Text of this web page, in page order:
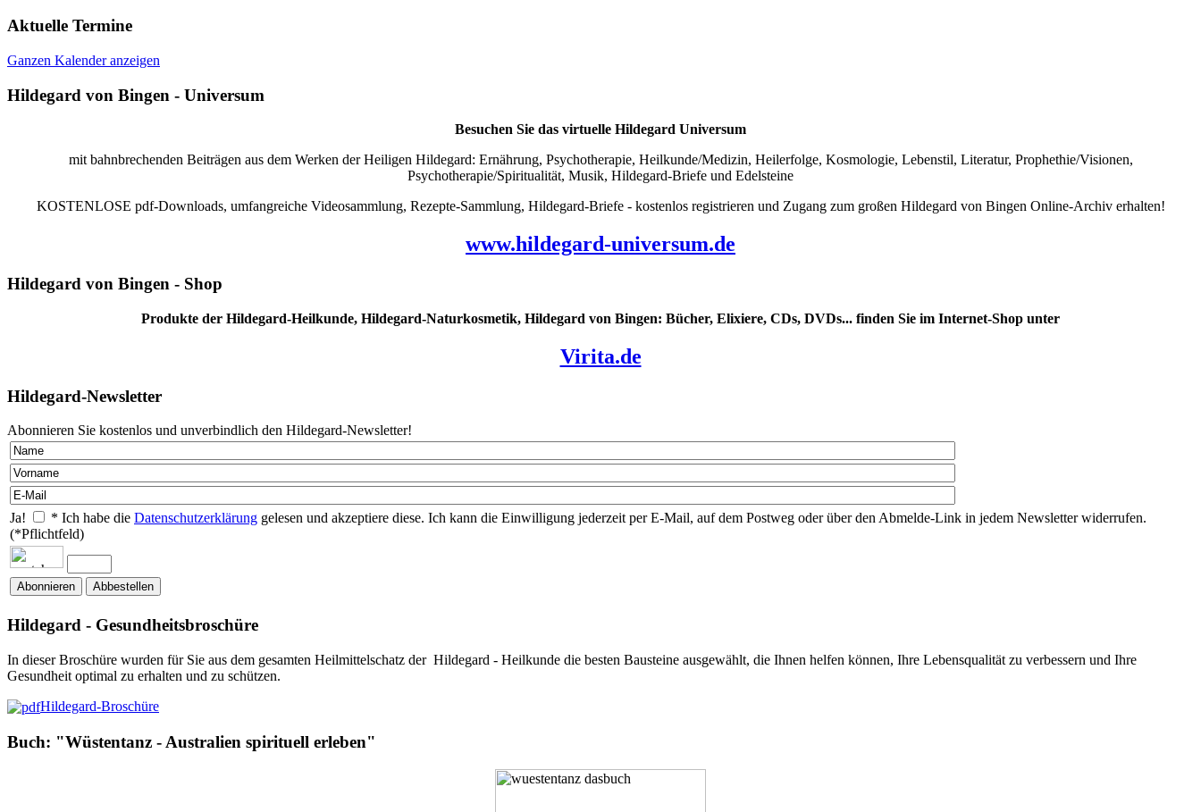
Aktuelle Termine
Ganzen Kalender anzeigen
Hildegard von Bingen - Universum
Besuchen Sie das virtuelle Hildegard Universum
mit bahnbrechenden Beiträgen aus dem Werken der Heiligen Hildegard: Ernährung, Psychotherapie, Heilkunde/Medizin, Heilerfolge, Kosmologie, Lebenstil, Literatur, Prophethie/Visionen,
Psychotherapie/Spiritualität, Musik, Hildegard-Briefe und Edelsteine
KOSTENLOSE pdf-Downloads, umfangreiche Videosammlung, Rezepte-Sammlung, Hildegard-Briefe - kostenlos registrieren und Zugang zum großen Hildegard von Bingen Online-Archiv erhalten!
www.hildegard-universum.de
Hildegard von Bingen - Shop
Produkte der Hildegard-Heilkunde, Hildegard-Naturkosmetik, Hildegard von Bingen: Bücher, Elixiere, CDs, DVDs... finden Sie im Internet-Shop unter
Virita.de
Hildegard-Newsletter
Abonnieren Sie kostenlos und unverbindlich den Hildegard-Newsletter!
Ja! * Ich habe die Datenschutzerklärung gelesen und akzeptiere diese. Ich kann die Einwilligung jederzeit per E-Mail, auf dem Postweg oder über den Abmelde-Link in jedem Newsletter widerrufen.
(*Pflichtfeld)
Hildegard - Gesundheitsbroschüre
In dieser Broschüre wurden für Sie aus dem gesamten Heilmittelschatz der Hildegard - Heilkunde die besten Bausteine ausgewählt, die Ihnen helfen können, Ihre Lebensqualität zu verbessern und Ihre
Gesundheit optimal zu erhalten und zu schützen.
Hildegard-Broschüre
Buch: "Wüstentanz - Australien spirituell erleben"